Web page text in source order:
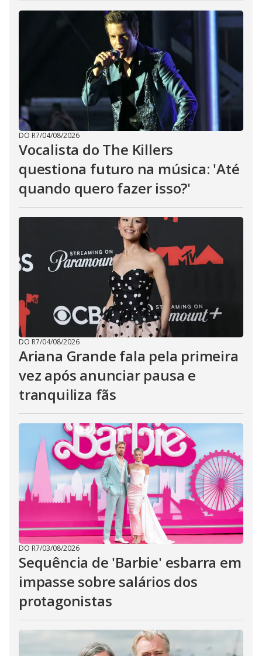
DO R7/04/08/2026
Vocalista do The Killers
questiona futuro na música: 'Até
quando quero fazer isso?'
DO R7/04/08/2026
Ariana Grande fala pela primeira
vez após anunciar pausa e
tranquiliza fãs
DO R7/03/08/2026
Sequência de 'Barbie' esbarra em
impasse sobre salários dos
protagonistas